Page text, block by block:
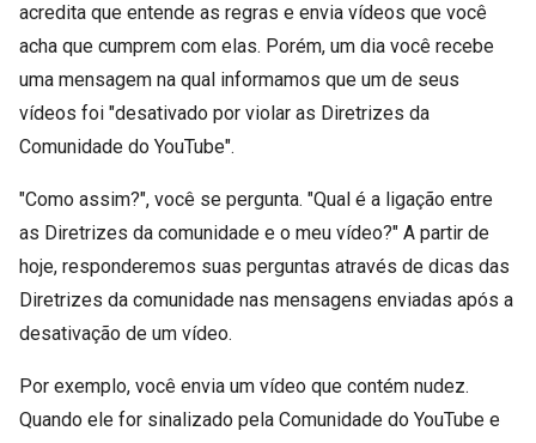
acredita que entende as regras e envia vídeos que você
acha que cumprem com elas. Porém, um dia você recebe
uma mensagem na qual informamos que um de seus
vídeos foi "desativado por violar as Diretrizes da
Comunidade do YouTube".
"Como assim?", você se pergunta. "Qual é a ligação entre
as Diretrizes da comunidade e o meu vídeo?" A partir de
hoje, responderemos suas perguntas através de dicas das
Diretrizes da comunidade nas mensagens enviadas após a
desativação de um vídeo.
Por exemplo, você envia um vídeo que contém nudez.
Quando ele for sinalizado pela Comunidade do YouTube e